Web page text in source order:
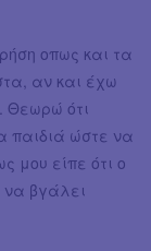
οπως και τα
αν και έχω
Θεωρώ ότι
παιδιά ώστε να
μου είπε ότι ο
να βγάλει